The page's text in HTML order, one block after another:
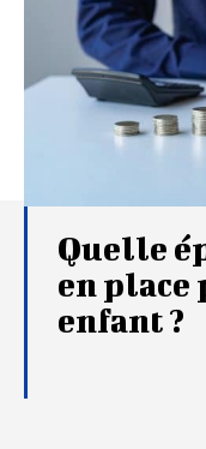
Quelle
en place
enfant ?